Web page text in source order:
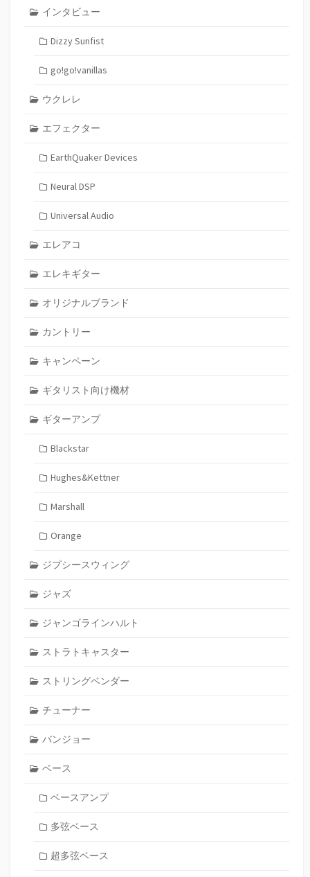
インタビュー
Dizzy Sunfist
go!go!vanillas
ウクレレ
エフェクター
EarthQuaker Devices
Neural DSP
Universal Audio
エレアコ
エレキギター
オリジナルブランド
カントリー
キャンペーン
ギタリスト向け機材
ギターアンプ
Blackstar
Hughes&Kettner
Marshall
Orange
ジプシースウィング
ジャズ
ジャンゴラインハルト
ストラトキャスター
ストリングベンダー
チューナー
バンジョー
ベース
ベースアンプ
多弦ベース
超多弦ベース